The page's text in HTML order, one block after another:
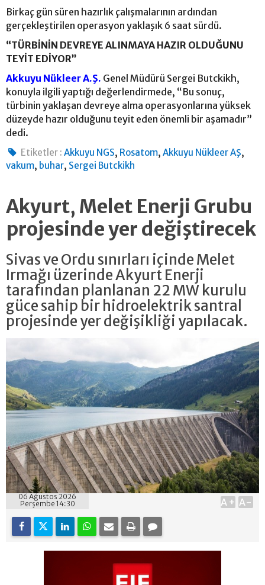
Birkaç gün süren hazırlık çalışmalarının ardından
gerçekleştirilen operasyon yaklaşık 6 saat sürdü.
“TÜRBİNİN DEVREYE ALINMAYA HAZIR OLDUĞUNU
TEYİT EDİYOR”
Akkuyu Nükleer A.Ş. Genel Müdürü Sergei Butckikh,
konuyla ilgili yaptığı değerlendirmede, “Bu sonuç,
türbinin yaklaşan devreye alma operasyonlarına yüksek
düzeyde hazır olduğunu teyit eden önemli bir aşamadır”
dedi.
Etiketler : Akkuyu NGS, Rosatom,Akkuyu Nükleer AŞ,
vakum, buhar, Sergei Butckikh
Akyurt, Melet Enerji Grubu
projesinde yer değiştirecek
Sivas ve Ordu sınırları içinde Melet
Irmağı üzerinde Akyurt Enerji
tarafından planlanan 22 MW kurulu
güce sahip bir hidroelektrik santral
projesinde yer değişikliği yapılacak.
06 Ağustos 2026
Perşembe 14:30
A+ A-